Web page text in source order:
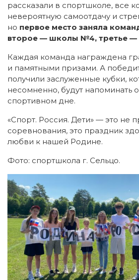
рассказали в спортшколе, все
невероятную самоотдачу и
но первое место заняла
второе — школы №4, третье
Каждая команда награждена
и памятными призами. А
получили заслуженные кубки,
несомненно, будут напоминать
спортивном дне.
«Спорт. Россия. Дети» — это не
соревнования, это праздник
любви к нашей Родине.
Фото: спортшкола г. Сельцо.